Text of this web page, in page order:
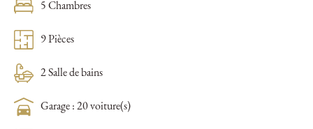
5 Chambres
9 Pièces
2 Salle de bains
Garage : 20 voiture(s)